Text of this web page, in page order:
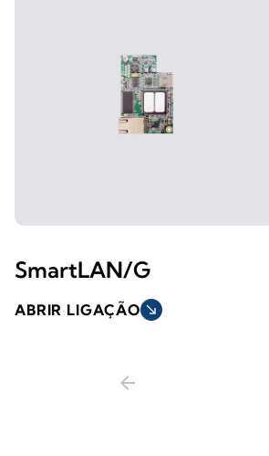
SmartLAN/G
ABRIR LIGAÇÃO south_east
arrow_back